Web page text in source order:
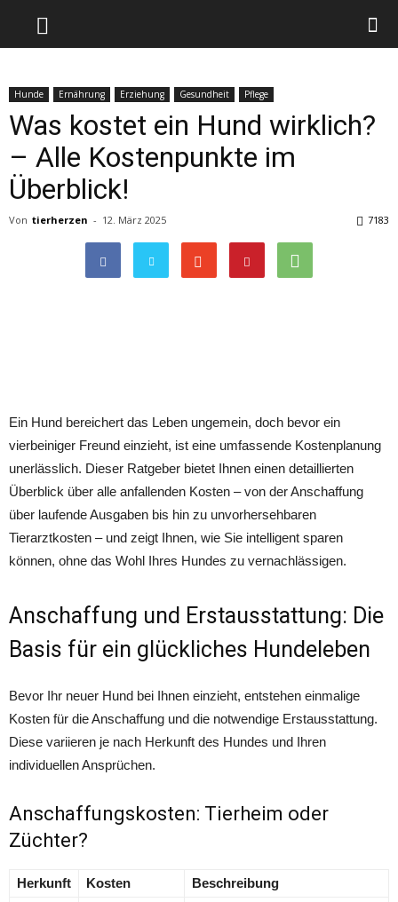
Hunde Ernährung Erziehung Gesundheit Pflege
Was kostet ein Hund wirklich?
– Alle Kostenpunkte im
Überblick!
Von tierherzen - 12. März 2025 7183
Ein Hund bereichert das Leben ungemein, doch bevor ein
vierbeiniger Freund einzieht, ist eine umfassende Kostenplanung
unerlässlich. Dieser Ratgeber bietet Ihnen einen detaillierten
Überblick über alle anfallenden Kosten – von der Anschaffung
über laufende Ausgaben bis hin zu unvorhersehbaren
Tierarztkosten – und zeigt Ihnen, wie Sie intelligent sparen
können, ohne das Wohl Ihres Hundes zu vernachlässigen.
Anschaffung und Erstausstattung: Die
Basis für ein glückliches Hundeleben
Bevor Ihr neuer Hund bei Ihnen einzieht, entstehen einmalige
Kosten für die Anschaffung und die notwendige Erstausstattung.
Diese variieren je nach Herkunft des Hundes und Ihren
individuellen Ansprüchen.
Anschaffungskosten: Tierheim oder
Züchter?
Herkunft Kosten Beschreibung